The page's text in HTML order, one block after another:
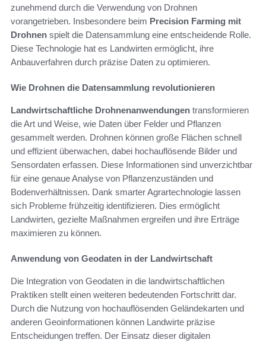
zunehmend durch die Verwendung von Drohnen
vorangetrieben. Insbesondere beim Precision Farming mit
Drohnen spielt die Datensammlung eine entscheidende Rolle.
Diese Technologie hat es Landwirten ermöglicht, ihre
Anbauverfahren durch präzise Daten zu optimieren.
Wie Drohnen die Datensammlung revolutionieren
Landwirtschaftliche Drohnenanwendungen transformieren
die Art und Weise, wie Daten über Felder und Pflanzen
gesammelt werden. Drohnen können große Flächen schnell
und effizient überwachen, dabei hochauflösende Bilder und
Sensordaten erfassen. Diese Informationen sind unverzichtbar
für eine genaue Analyse von Pflanzenzuständen und
Bodenverhältnissen. Dank smarter Agrartechnologie lassen
sich Probleme frühzeitig identifizieren. Dies ermöglicht
Landwirten, gezielte Maßnahmen ergreifen und ihre Erträge
maximieren zu können.
Anwendung von Geodaten in der Landwirtschaft
Die Integration von Geodaten in die landwirtschaftlichen
Praktiken stellt einen weiteren bedeutenden Fortschritt dar.
Durch die Nutzung von hochauflösenden Geländekarten und
anderen Geoinformationen können Landwirte präzise
Entscheidungen treffen. Der Einsatz dieser digitalen